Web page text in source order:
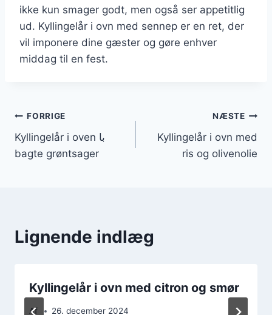
ikke kun smager godt, men også ser appetitlig
ud. Kyllingelår i ovn med sennep er en ret, der
vil imponere dine gæster og gøre enhver
middag til en fest.
Indlægsnavigation
FORRIGE
Kyllingelår i oven با
bagte grøntsager
NÆSTE
Kyllingelår i ovn med
ris og olivenolie
Lignende indlæg
Kyllingelår i ovn med citron og smør
Af 26. december 2024